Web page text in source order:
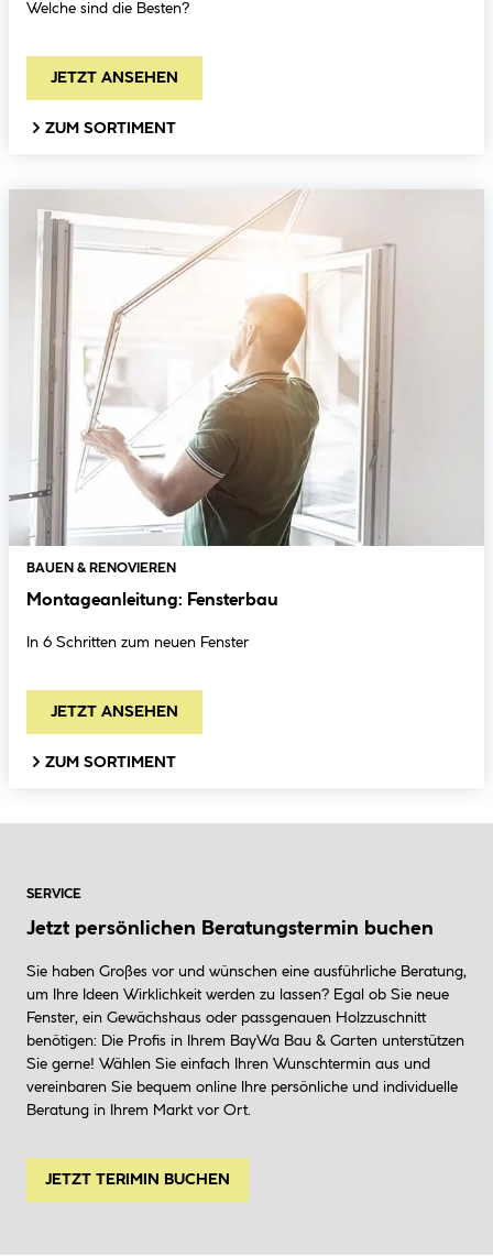
Welche sind die Besten?
JETZT ANSEHEN
ZUM SORTIMENT
BAUEN & RENOVIEREN
Montageanleitung: Fensterbau
In 6 Schritten zum neuen Fenster
JETZT ANSEHEN
ZUM SORTIMENT
SERVICE
Jetzt persönlichen Beratungstermin buchen
Sie haben Großes vor und wünschen eine ausführliche Beratung,
um Ihre Ideen Wirklichkeit werden zu lassen? Egal ob Sie neue
Fenster, ein Gewächshaus oder passgenauen Holzzuschnitt
benötigen: Die Profis in Ihrem BayWa Bau & Garten unterstützen
Sie gerne! Wählen Sie einfach Ihren Wunschtermin aus und
vereinbaren Sie bequem online Ihre persönliche und individuelle
Beratung in Ihrem Markt vor Ort.
JETZT TERIMIN BUCHEN